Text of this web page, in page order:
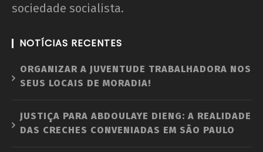
sociedade socialista.
NOTÍCIAS RECENTES
ORGANIZAR A JUVENTUDE TRABALHADORA NOS
SEUS LOCAIS DE MORADIA!
JUSTIÇA PARA ABDOULAYE DIENG: A REALIDADE
DAS CRECHES CONVENIADAS EM SÃO PAULO